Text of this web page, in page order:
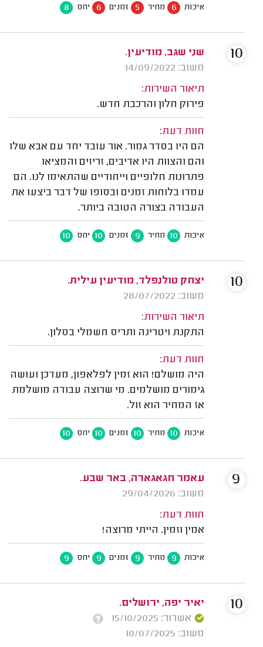
איכות 6 מחיר 5 זמנים 6 יחס 8
שני שגב, מודיעין.
משוב: 14/09/2022
תיאור השירות:
פירוק חלון והרכבת חדש.
חוות דעת:
הם היו בסדר גמור. אור עובד יחד עם אבא שלו
והם והצוות היו אדיבים, זריזים והמציאו
פתרונות חלופיים וייחודיים שהתאימו לנו. הם
עמדו בלוחות זמנים ובסופו של דבר ביצעו את
העבודה בצורה הטובה ביותר.
איכות 10 מחיר 9 זמנים 10 יחס 10
10
יצחק טולנפלד, מודיעין עילית.
משוב: 28/07/2022
תיאור השירות:
התקנת ויטרינה ותריס חשמלי בסלון.
חוות דעת:
היה מושלם! הוא זמין לפלאפון, מעדכן ועושה
גימורים מושלמים. מי שרוצה עבודה מושלמת
אז המחיר הוא זול.
איכות 10 מחיר 10 זמנים 10 יחס 10
10
עאמר חגאגארה, באר שבע.
משוב: 29/04/2026
חוות דעת:
אמין וזמין. הייתי מרוצה!
איכות 9 מחיר 9 זמנים 9 יחס 9
9
יאיר יפה, ירושלים.
אשרור: 15/10/2025
משוב: 10/07/2025
10